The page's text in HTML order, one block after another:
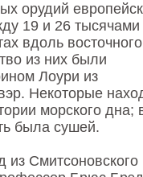
орудий
19 и 26 тысячами
вдоль восточного
из них были
Лоури из
Некоторые
морского дна;
была сушей.
Смитсоновского